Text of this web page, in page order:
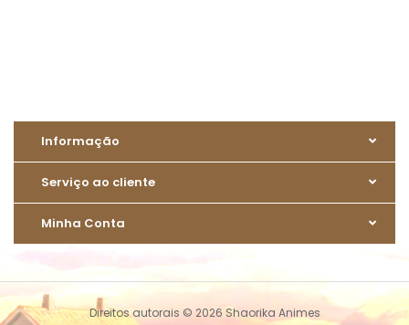
Informação
Serviço ao cliente
Minha Conta
Direitos autorais © 2026 Shaorika Animes